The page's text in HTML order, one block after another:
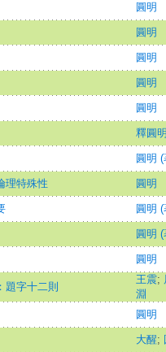
圓明
圓明
圓明
圓明
圓明
釋圓
圓明 (
理特殊性 圓明
圓明 (
圓明 (
圓明
題字十二則
王震;
淵
圓明
大醒;